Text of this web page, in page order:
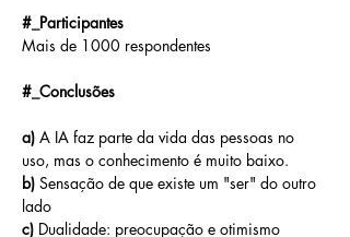
#_Participantes
Mais de 1000 respondentes
#_Conclusões
a) A IA faz parte da vida das pessoas no
uso, mas o conhecimento é muito baixo.
b) Sensação de que existe um "ser" do outro
lado
c) Dualidade: preocupação e otimismo